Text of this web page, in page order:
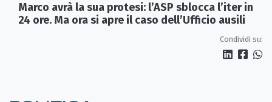
Marco avrà la sua protesi: l’ASP sblocca l’iter in
24 ore. Ma ora si apre il caso dell’Ufficio ausili
Condividi su: